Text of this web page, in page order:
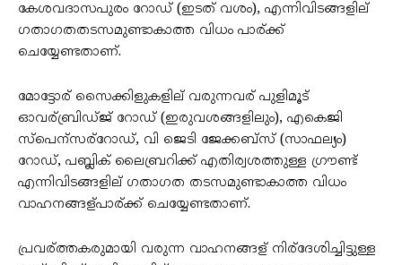
കേശവദാസപുരം റോഡ് (ഇടത് വശം), എന്നിവിടങ്ങളില്
ഗതാഗതതടസമുണ്ടാകാത്ത വിധം പാര്ക്ക്
ചെയ്യേണ്ടതാണ്.
മോട്ടോര് സെെക്കിളുകളില് വരുന്നവര് പുളിമൂട്
ഓവര്ബ്രിഡ്ജ് റോഡ് (ഇരുവശങ്ങളിലും), എകെജി
സ്പെന്സര്റോഡ്, വി ജെടി ജേക്കബ്സ് (സാഫല്യം)
റോഡ്, പബ്ലിക് ലൈബ്രറിക്ക് എതിര്വശത്തുള്ള ഗ്രൗണ്ട്
എന്നിവിടങ്ങളില് ഗതാഗത തടസമുണ്ടാകാത്ത വിധം
വാഹനങ്ങള്പാര്ക്ക് ചെയ്യേണ്ടതാണ്.
പ്രവര്ത്തകരുമായി വരുന്ന വാഹനങ്ങള് നിര്ദേശിച്ചിട്ടുള്ള